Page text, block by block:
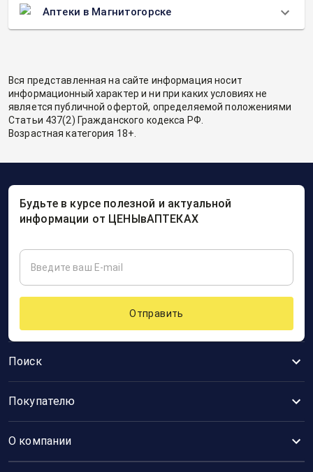
Аптеки в Магнитогорске
Вся представленная на сайте информация носит
информационный характер и ни при каких условиях не
является публичной офертой, определяемой положениями
Статьи 437(2) Гражданского кодекса РФ.
Возрастная категория 18+.
Поиск
Покупателю
О компании
Будьте в курсе полезной и актуальной
информации от ЦЕНЫвАПТЕКАХ
Отправить